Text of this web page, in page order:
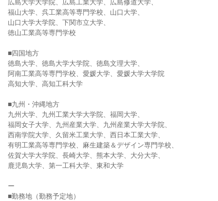
広島大学大学院、広島工業大学、広島修道大学、
福山大学、呉工業高等専門学校、山口大学、
山口大学大学院、下関市立大学、
徳山工業高等専門学校
■四国地方
徳島大学、徳島大学大学院、徳島文理大学、
阿南工業高等専門学校、愛媛大学、愛媛大学大学院
高知大学、高知工科大学
■九州・沖縄地方
九州大学、九州工業大学大学院、福岡大学、
福岡女子大学、九州産業大学、九州産業大学大学院、
西南学院大学、久留米工業大学、西日本工業大学、
有明工業高等専門学校、麻生建築＆デザイン専門学校、
佐賀大学大学院、長崎大学、熊本大学、大分大学、
鹿児島大学、第一工科大学、東和大学
ー
■勤務地（勤務予定地）